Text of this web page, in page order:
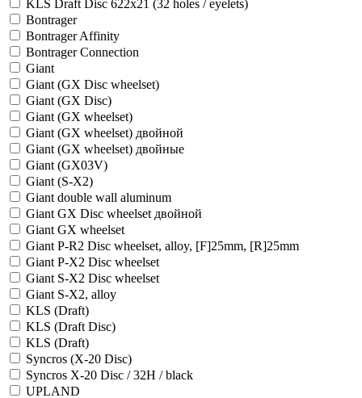
KLS Draft Disc 622x21 (32 holes / eyelets)
Bontrager
Bontrager Affinity
Bontrager Connection
Giant
Giant (GX Disc wheelset)
Giant (GX Disc)
Giant (GX wheelset)
Giant (GX wheelset) двойной
Giant (GX wheelset) двойные
Giant (GX03V)
Giant (S-X2)
Giant double wall aluminum
Giant GX Disc wheelset двойной
Giant GX wheelset
Giant P-R2 Disc wheelset, alloy, [F]25mm, [R]25mm
Giant P-X2 Disc wheelset
Giant S-X2 Disc wheelset
Giant S-X2, alloy
KLS (Draft)
KLS (Draft Disc)
KLS (Draft)
Syncros (X-20 Disc)
Syncros X-20 Disc / 32H / black
UPLAND